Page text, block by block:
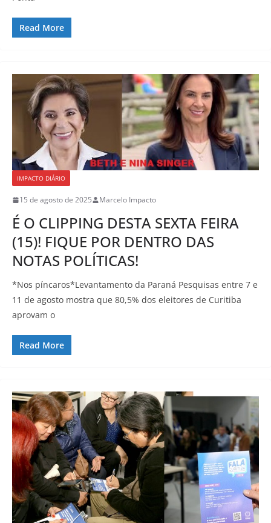
Read More
IMPACTO DIÁRIO
15 de agosto de 2025 Marcelo Impacto
É O CLIPPING DESTA SEXTA FEIRA
(15)! FIQUE POR DENTRO DAS
NOTAS POLÍTICAS!
*Nos píncaros*Levantamento da Paraná Pesquisas entre 7 e
11 de agosto mostra que 80,5% dos eleitores de Curitiba
aprovam o
Read More